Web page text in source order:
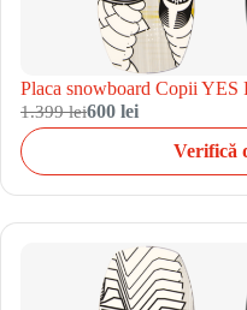
Placa snowboard Copii YES
1.399 lei600 lei
Verifică